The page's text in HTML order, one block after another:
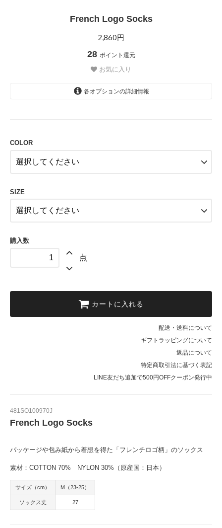
French Logo Socks
2,860円
28 ポイント還元
お気に入り
各オプションの詳細情報
COLOR
SIZE
購入数
点
カートに入れる
配送・送料について
ギフトラッピングについて
返品について
特定商取引法に基づく表記
LINE友だち追加で500円OFFクーポン発行中
481SO100970J
French Logo Socks
パッケージや包み紙から着想を得た「フレンチロゴ柄」のソックス
素材：COTTON 70% NYLON 30%（原産国：日本）
サイズ（cm） M（23-25）
ソックス丈 27